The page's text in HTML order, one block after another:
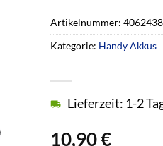
10,90€
Lieferzeit: 1-2
Artikelnummer:
Kategorie: Handy Akkus